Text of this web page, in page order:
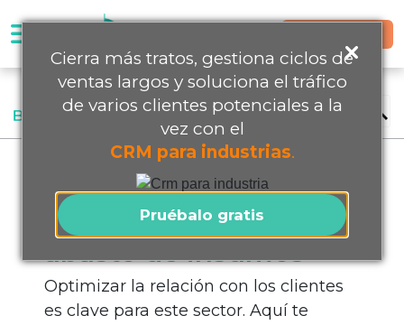
Cierra más tratos, gestiona ciclos de
ventas largos y soluciona el tráfico
de varios clientes potenciales a la
vez con el
CRM para industrias.
Pruébalo gratis
Software
Contáctanos
Recursos
Cómo un CRM
maximiza la venta y
abasto de insumos
Optimizar la relación con los clientes
es clave para este sector. Aquí te